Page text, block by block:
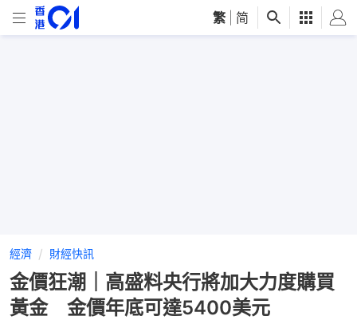
繁 简
經濟 財經快訊
金價狂潮｜高盛料央行將加大力度購買
黃金 金價年底可達5400美元